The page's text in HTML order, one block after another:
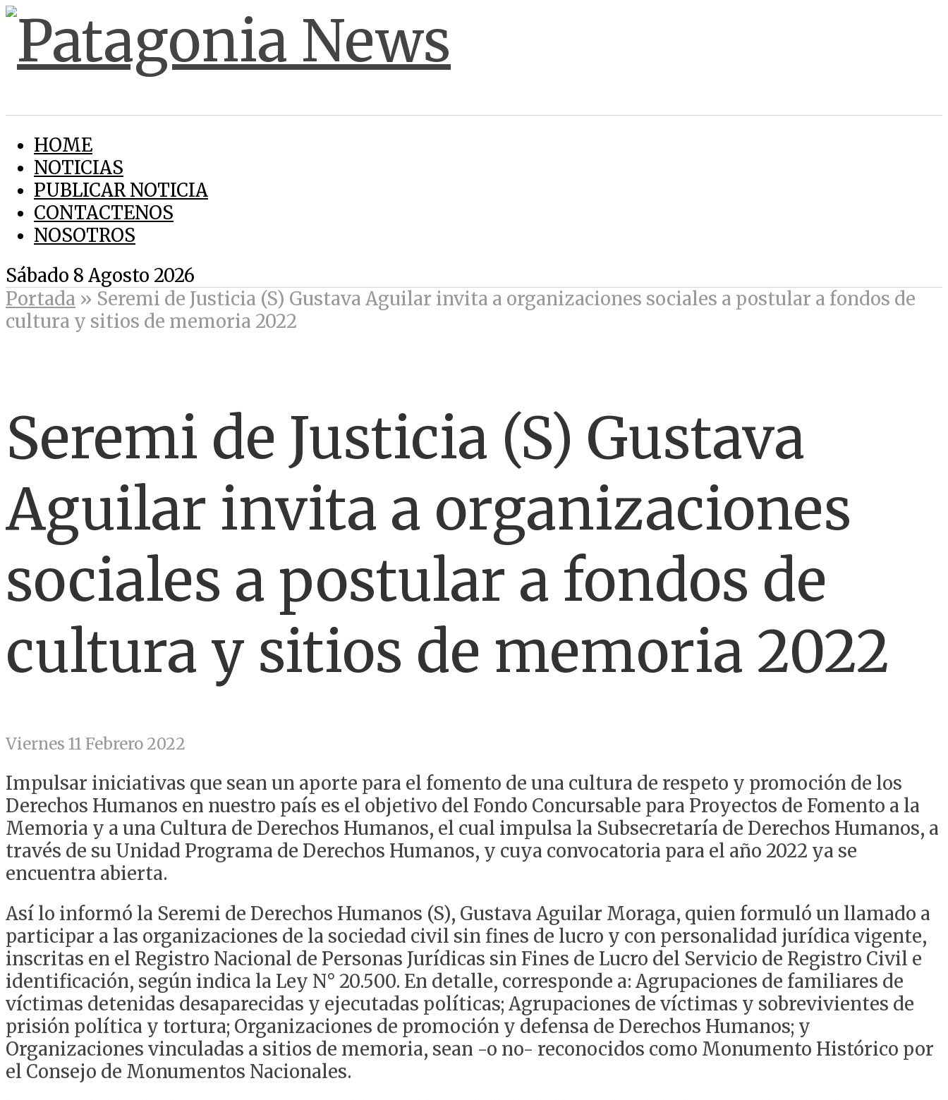
HOME
NOTICIAS
PUBLICAR NOTICIA
CONTACTENOS
NOSOTROS
Sábado 8 Agosto 2026
Portada » Seremi de Justicia (S) Gustava Aguilar invita a organizaciones sociales a postular a fondos de
cultura y sitios de memoria 2022
Seremi de Justicia (S) Gustava
Aguilar invita a organizaciones
sociales a postular a fondos de
cultura y sitios de memoria 2022
Viernes 11 Febrero 2022
Impulsar iniciativas que sean un aporte para el fomento de una cultura de respeto y promoción de los
Derechos Humanos en nuestro país es el objetivo del Fondo Concursable para Proyectos de Fomento a la
Memoria y a una Cultura de Derechos Humanos, el cual impulsa la Subsecretaría de Derechos Humanos, a
través de su Unidad Programa de Derechos Humanos, y cuya convocatoria para el año 2022 ya se
encuentra abierta.
Así lo informó la Seremi de Derechos Humanos (S), Gustava Aguilar Moraga, quien formuló un llamado a
participar a las organizaciones de la sociedad civil sin fines de lucro y con personalidad jurídica vigente,
inscritas en el Registro Nacional de Personas Jurídicas sin Fines de Lucro del Servicio de Registro Civil e
identificación, según indica la Ley N° 20.500. En detalle, corresponde a: Agrupaciones de familiares de
víctimas detenidas desaparecidas y ejecutadas políticas; Agrupaciones de víctimas y sobrevivientes de
prisión política y tortura; Organizaciones de promoción y defensa de Derechos Humanos; y
Organizaciones vinculadas a sitios de memoria, sean -o no- reconocidos como Monumento Histórico por
el Consejo de Monumentos Nacionales.